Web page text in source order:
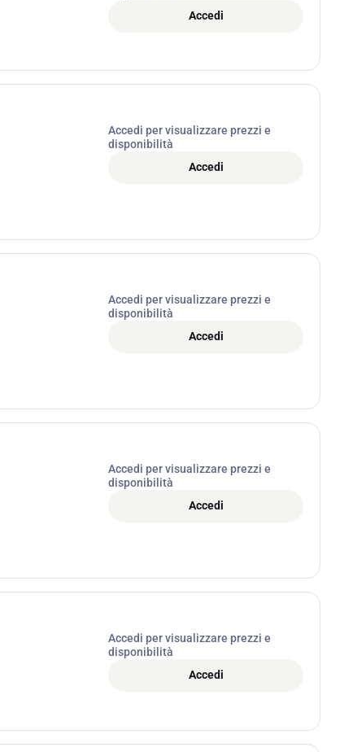
Accedi
Accedi per visualizzare prezzi e
disponibilità
Accedi
Accedi per visualizzare prezzi e
disponibilità
Accedi
Accedi per visualizzare prezzi e
disponibilità
Accedi
Accedi per visualizzare prezzi e
disponibilità
Accedi